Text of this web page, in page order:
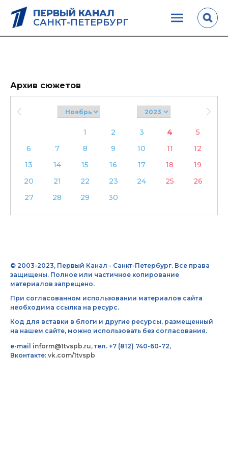
ПЕРВЫЙ КАНАЛ
САНКТ-ПЕТЕРБУРГ
Архив сюжетов
1 2 3 4
5
6
7 8 9 10 11
12
13
14 15 16 17 18
19
20
21 22 23 24 25
26
27
28 29 30
© 2003-2023, Первый Канал - Санкт-Петербург. Все права
защищены. Полное или частичное копирование
материалов запрещено.
При согласованном использовании материалов сайта
необходима ссылка на ресурс.
Код для вставки в блоги и другие ресурсы, размещенный
на нашем сайте, можно использовать без согласования.
e-mail inform@1tvspb.ru, тел. +7 (812) 740-60-72,
Вконтакте: vk.com/1tvspb